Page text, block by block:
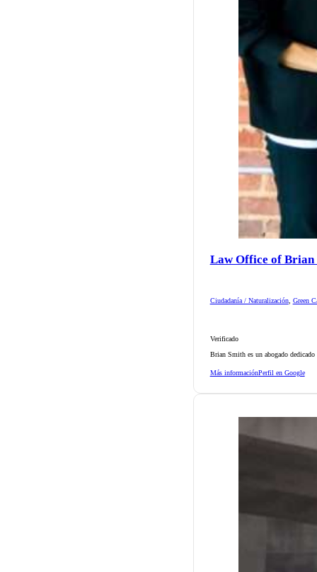
Law Office of Brian
Ciudadanía / Naturalización, Green
Verificado
Brian Smith es un abogado
Más informaciónPerfil en Google